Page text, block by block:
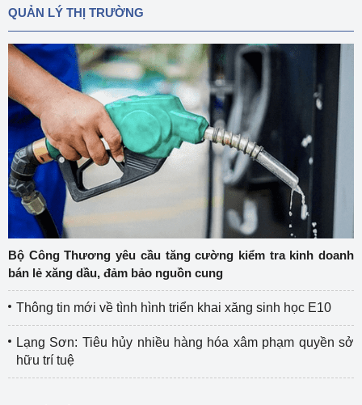
QUẢN LÝ THỊ TRƯỜNG
Bộ Công Thương yêu cầu tăng cường kiểm tra kinh doanh
bán lẻ xăng dầu, đảm bảo nguồn cung
Thông tin mới về tình hình triển khai xăng sinh học E10
Lạng Sơn: Tiêu hủy nhiều hàng hóa xâm phạm quyền sở
hữu trí tuệ